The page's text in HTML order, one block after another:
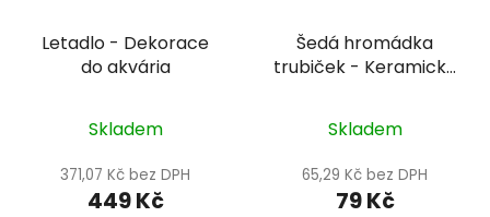
Letadlo - Dekorace
do akvária
Skladem
371,07 Kč bez DPH
449 Kč
Šedá hromádka
trubiček - Keramická
Skladem
65,29 Kč bez DPH
79 Kč